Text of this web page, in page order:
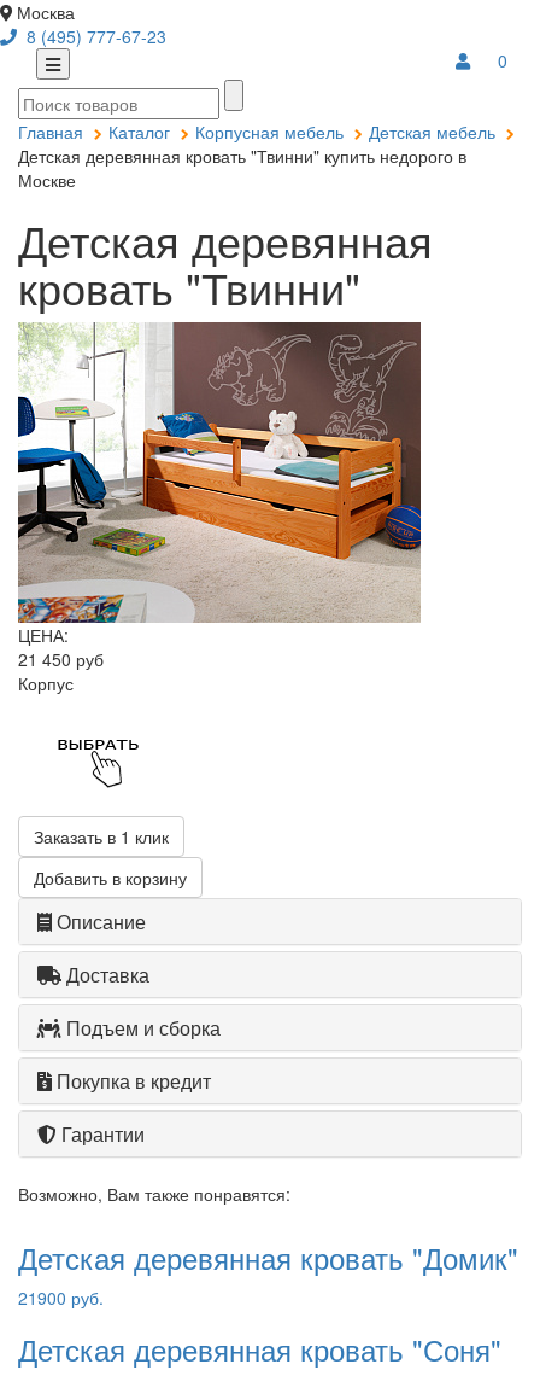
Москва
8 (495) 777-67-23
0
Главная Каталог Корпусная мебель
Детская мебель
Детская деревянная кровать "Твинни" купить недорого в
Москве
Детская деревянная
кровать "Твинни"
ЦЕНА:
21 450 руб
Корпус
Заказать в 1 клик
Добавить в корзину
Описание
Доставка
Подъем и сборка
Покупка в кредит
Гарантии
Возможно, Вам также понравятся:
Детская деревянная кровать "Домик"
21900 руб.
Детская деревянная кровать "Соня"